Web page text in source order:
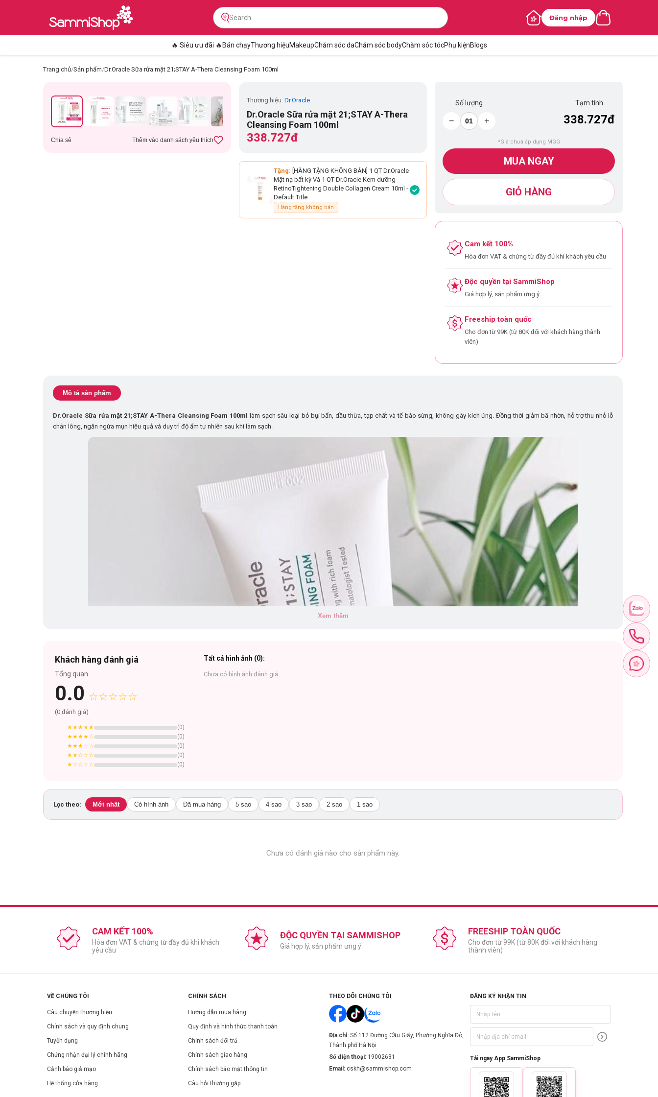
Đăng nhập
🔥 Siêu ưu đãi 🔥 Bán chạyThương hiệuMakeupChăm sóc daChăm sóc bodyChăm sóc tócPhụ kiệnBlogs
Trang chủ/Sản phẩm/Dr.Oracle Sữa rửa mặt 21;STAY A-Thera Cleansing Foam 100ml
Chia sẻ Thêm vào danh sách yêu thích
Thương hiệu: Dr.Oracle
Dr.Oracle Sữa rửa mặt 21;STAY A-Thera
Cleansing Foam 100ml
338.727đ
Tặng: [HÀNG TẶNG KHÔNG BÁN] 1 QT Dr.Oracle
Mặt nạ bất kỳ Và 1 QT Dr.Oracle Kem dưỡng
RetinoTightening Double Collagen Cream 10ml -
Default Title
Hàng tặng không bán
Số lượng
− +
Tạm tính
338.727đ
*Giá chưa áp dụng MGG
MUA NGAY
GIỎ HÀNG
Cam kết 100%
Hóa đơn VAT & chứng từ đầy đủ khi khách yêu cầu
Độc quyền tại SammiShop
Giá hợp lý, sản phẩm ưng ý
Freeship toàn quốc
Cho đơn từ 99K (từ 80K đối với khách hàng thành
viên)
Mô tả sản phẩm
Dr.Oracle Sữa rửa mặt 21;STAY A-Thera Cleansing Foam 100ml
làm sạch sâu loại bỏ bụi bẩn, dầu thừa, tạp chất và tế bào sừng, không gây kích ứng. Đồng thời giảm bã nhờn, hỗ trợ thu nhỏ lỗ
chân lông, ngăn ngừa mụn hiệu quả và duy trì độ ẩm tự nhiên sau khi làm sạch.
Loại da phù hợp:
Mọi loại da, da dầu
Chiết xuất lá Trà Xanh: Chống oxy hóa, giảm viêm, làm dịu da.
Dầu lá Tràm Trà: Hỗ trợ giảm mụn, kiểm soát dầu nhờn.
Chiết xuất lá Xô Thơm & Kinh Giới: Làm dịu, giảm kích ứng da.
Water, Myristic Acid, Glycerin, Potassium Hydroxide, Propylene Glycol, Stearic Acid, Lauric Acid, PEG-75, Glyceryl Stearate, PEG-100 Stearate, Camellia Sinensis Leaf Extract, Salvia Officinalis (Sage)
Leaf Extract, Origanum Majorana Leaf Extract, Ocimum Basilicum (Basil) Leaf Extract, Lepidium Meyenii Root Extract, Bambusa Vulgaris Water, Melaleuca Alternifolia (Tea Tree) Leaf Oil, Salicylic Acid,
Poloxamer 184, Mineral Water, Disodium EDTA, Maltodextrin, Fragrance, Benzyl Benzoate, Phenoxyethanol, Hexyl Cinnamal, Limonene, Linalool
Xem thêm
Khách hàng đánh giá
Tổng quan
0.0 ☆☆☆☆☆
(0 đánh giá)
★★★★★ (0)
★★★★☆ (0)
★★★☆☆ (0)
★★☆☆☆ (0)
★☆☆☆☆ (0)
Tất cả hình ảnh (0):
Chưa có hình ảnh đánh giá
Lọc theo: Mới nhất Có hình ảnh Đã mua hàng 5 sao 4 sao 3 sao 2 sao 1 sao
Chưa có đánh giá nào cho sản phẩm này.
CAM KẾT 100%
Hóa đơn VAT & chứng từ đầy đủ khi khách
yêu cầu
ĐỘC QUYỀN TẠI SAMMISHOP
Giá hợp lý, sản phẩm ưng ý
FREESHIP TOÀN QUỐC
Cho đơn từ 99K (từ 80K đối với khách hàng
thành viên)
VỀ CHÚNG TÔI
Câu chuyện thương hiệu
Chính sách và quy định chung
Tuyển dụng
Chứng nhận đại lý chính hãng
Cảnh báo giả mạo
Hệ thống cửa hàng
CHÍNH SÁCH
Hướng dẫn mua hàng
Quy định và hình thức thanh toán
Chính sách đổi trả
Chính sách giao hàng
Chính sách bảo mật thông tin
Câu hỏi thường gặp
THEO DÕI CHÚNG TÔI
Địa chỉ: Số 112 Đường Cầu Giấy, Phường Nghĩa Đô,
Thành phố Hà Nội
Số điện thoại: 19002631
Email: cskh@sammishop.com
ĐĂNG KÝ NHẬN TIN
Tải ngay App SammiShop